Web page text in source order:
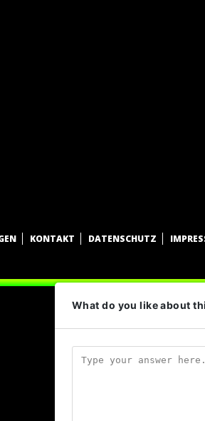
KONTAKT DATENSCHUTZ
What do you like about